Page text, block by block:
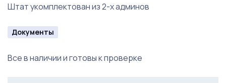
Штат укомплектован из 2-х админов
Документы
Все в наличии и готовы к проверке